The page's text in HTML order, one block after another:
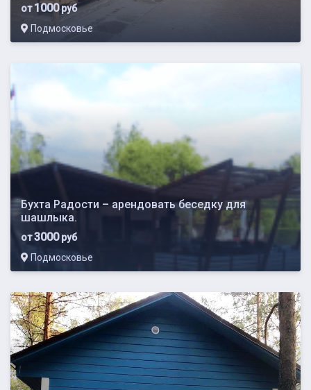
от1000руб
Подмосковье
Бухта Радости – арендовать беседку для
шашлыка.
от3000руб
Подмосковье